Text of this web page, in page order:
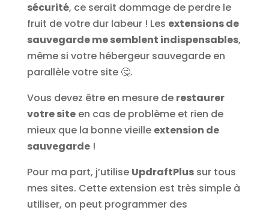
sécurité, ce serait dommage de perdre le
fruit de votre dur labeur ! Les extensions de
sauvegarde me semblent indispensables,
même si votre hébergeur sauvegarde en
parallèle votre site 🤔.
Vous devez être en mesure de restaurer
votre siteen cas de problème et rien de
mieux que la bonne vieille extension de
sauvegarde!
Pour ma part, j’utilise UpdraftPlussur tous
mes sites. Cette extension est très simple à
utiliser, on peut programmer des